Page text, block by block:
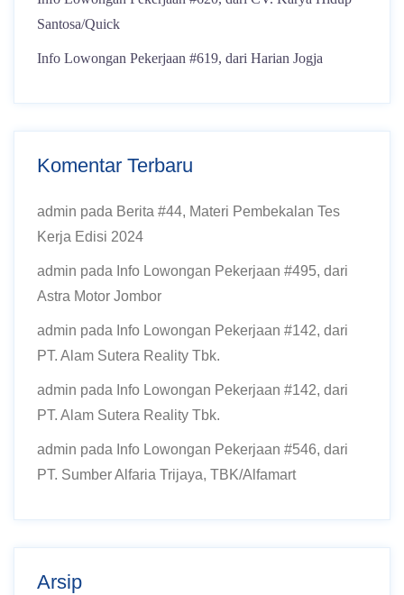
Santosa/Quick
Info Lowongan Pekerjaan #619, dari Harian Jogja
Komentar Terbaru
admin pada Berita #44, Materi Pembekalan Tes
Kerja Edisi 2024
admin pada Info Lowongan Pekerjaan #495, dari
Astra Motor Jombor
admin pada Info Lowongan Pekerjaan #142, dari
PT. Alam Sutera Reality Tbk.
admin pada Info Lowongan Pekerjaan #142, dari
PT. Alam Sutera Reality Tbk.
admin pada Info Lowongan Pekerjaan #546, dari
PT. Sumber Alfaria Trijaya, TBK/Alfamart
Arsip